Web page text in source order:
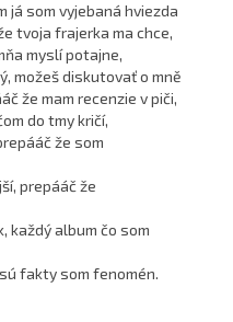
já som vyjebaná hviezda
tvoja frajerka ma chce,
myslí potajne,
možeš diskutovať o mně
že mam recenzie v piči,
do tmy kričí,
že som
prepááč že
každý album čo som
fakty som fenomén.